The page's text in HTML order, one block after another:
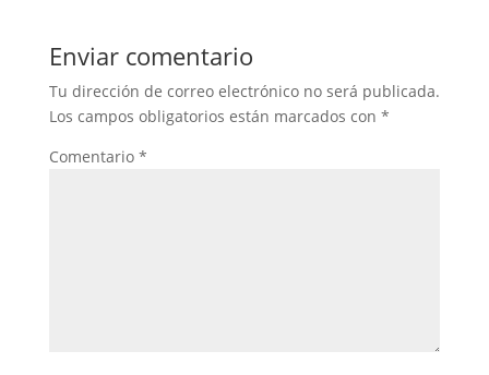
Enviar comentario
Tu dirección de correo electrónico no será publicada.
Los campos obligatorios están marcados con *
Comentario *